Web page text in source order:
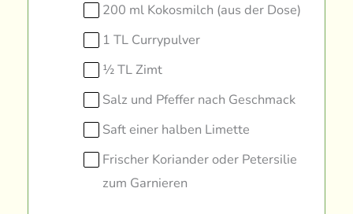
200 ml Kokosmilch (aus der Dose)
1 TL Currypulver
½ TL Zimt
Salz und Pfeffer nach Geschmack
Saft einer halben Limette
Frischer Koriander oder Petersilie
zum Garnieren